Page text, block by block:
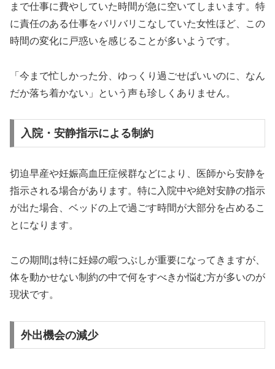
まで仕事に費やしていた時間が急に空いてしまいます。特
に責任のある仕事をバリバリこなしていた女性ほど、この
時間の変化に戸惑いを感じることが多いようです。
「今まで忙しかった分、ゆっくり過ごせばいいのに、なん
だか落ち着かない」という声も珍しくありません。
入院・安静指示による制約
切迫早産や妊娠高血圧症候群などにより、医師から安静を
指示される場合があります。特に入院中や絶対安静の指示
が出た場合、ベッドの上で過ごす時間が大部分を占めるこ
とになります。
この期間は特に妊婦の暇つぶしが重要になってきますが、
体を動かせない制約の中で何をすべきか悩む方が多いのが
現状です。
外出機会の減少